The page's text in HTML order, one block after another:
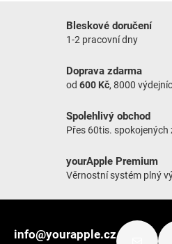
Bleskové doručení
1-2 pracovní dny
Doprava zdarma
od 600 Kč, 8000
Spolehlivý obchod
Přes 60tis. spokojených
yourApple Premium
Věrnostní systém plný
info@yourapple.cz